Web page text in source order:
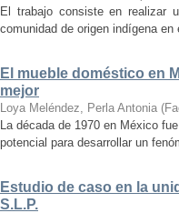
El trabajo consiste en realizar
comunidad de origen indígena
El mueble doméstico en
mejor
Loya Meléndez, Perla Antonia (
La década de 1970 en México
potencial para desarrollar un
Estudio de caso en la
S.L.P.